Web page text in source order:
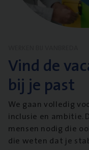
Vind de
bij je past
We gaan volledig
inclusie en ambitie.
mensen nodig die
die weten dat je